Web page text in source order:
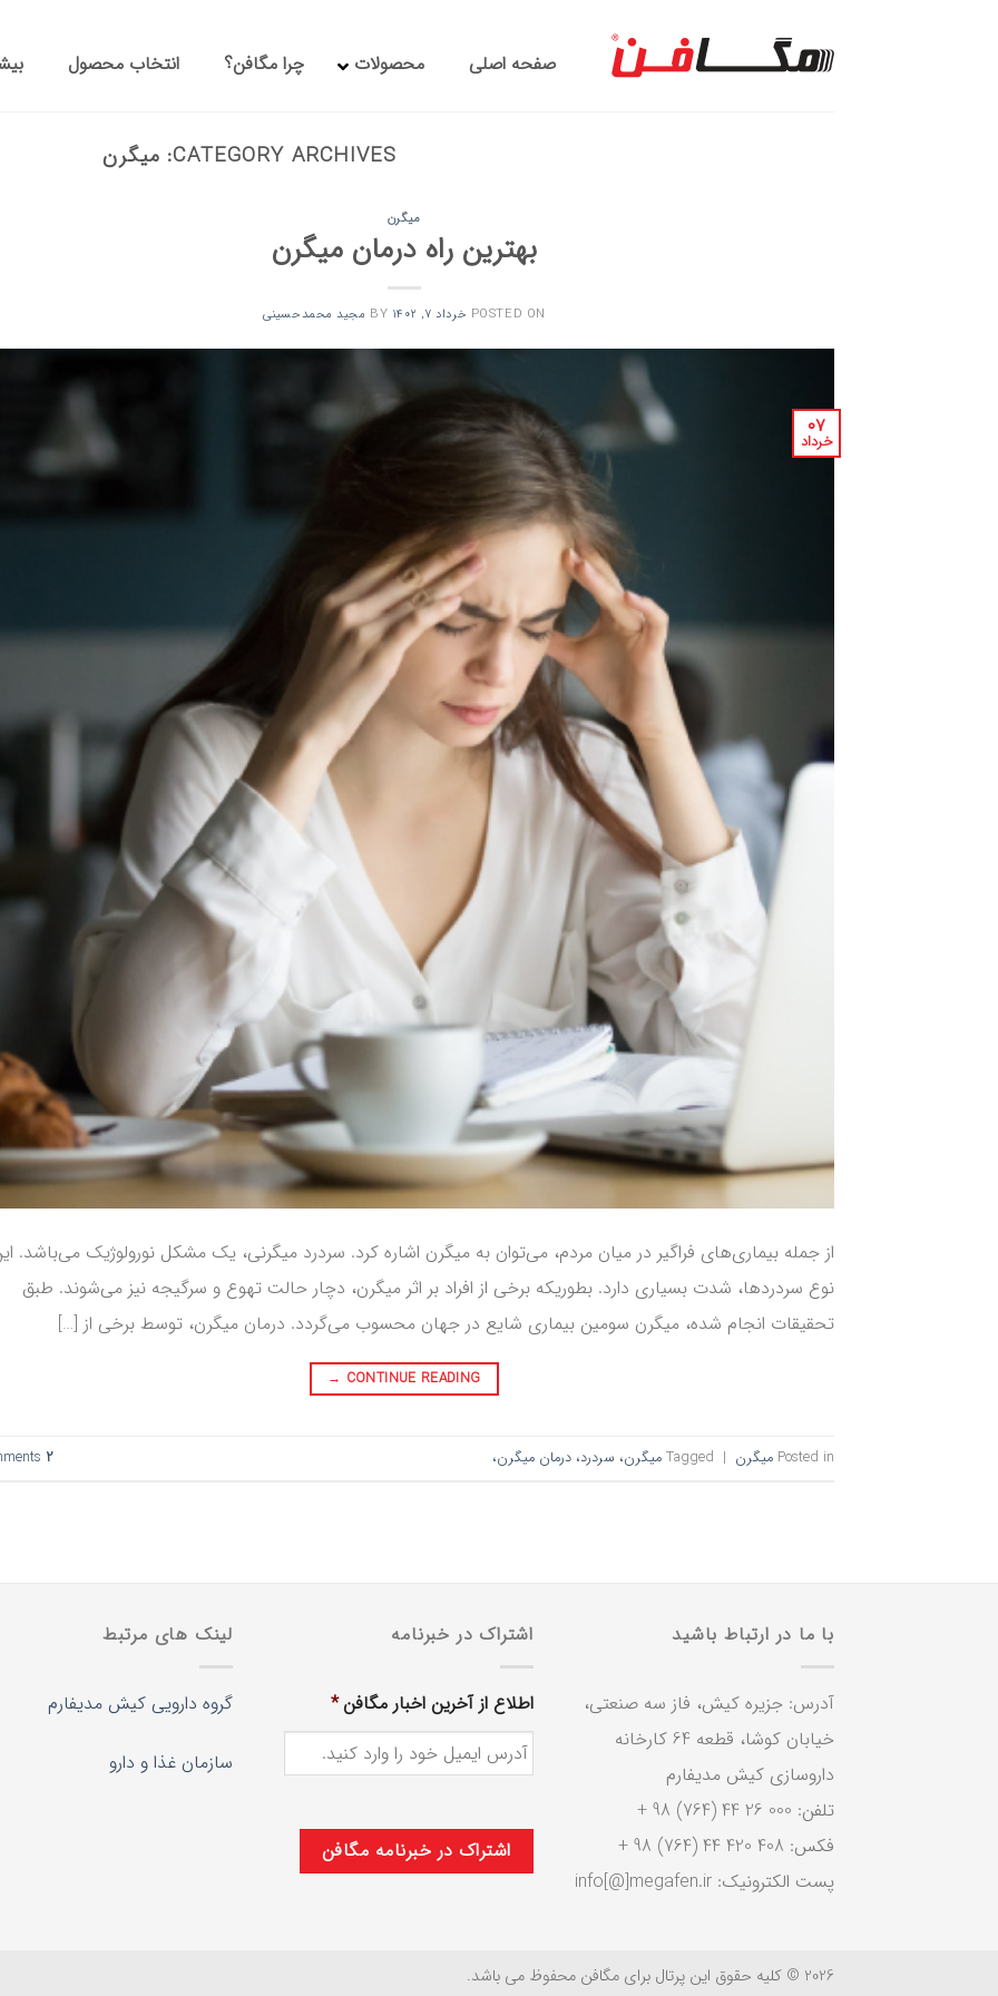
صفحه اصلی محصولات چرا مگافن؟ انتخاب محصول
CATEGORY ARCHIVES: میگرن
میگرن
بهترین راه درمان میگرن
POSTED ON خرداد 7, 1402 مجید محمدحسینی
۰۷
خرداد
از جمله بیماری‌های فراگیر در میان مردم، می‌توان به میگرن اشاره کرد. سردرد میگرنی، یک مشکل نورولوژیک می‌باشد.
نوع سردردها، شدت بسیاری دارد. بطوریکه برخی از افراد بر اثر میگرن، دچار حالت تهوع و سرگیجه نیز می‌شوند. طبق
تحقیقات انجام شده، میگرن سومین بیماری شایع در جهان محسوب می‌گردد. درمان میگرن، توسط برخی از […]
CONTINUE READING
→
Posted in میگرن |
Tagged میگرن، سردرد، درمان میگرن، 2
با ما در ارتباط باشید
آدرس: جزیره کیش، فاز سه صنعتی،
خیابان کوشا، قطعه 64 کارخانه
داروسازی کیش مدیفارم
تلفن: 000 26 44 (764) 98 +
فکس: 408 420 44 (764) 98 +
پست الکترونیک: info[@]megafen.ir
اشتراک در خبرنامه
اطلاع از آخرین اخبار مگافن*
لینک های مرتبط
گروه دارویی کیش مدیفارم
سازمان غذا و دارو
2026 © کلیه حقوق این پرتال برای مگافن محفوظ می باشد.